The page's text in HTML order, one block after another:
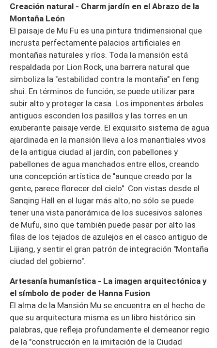
Creación natural - Charm jardín en el Abrazo de la
Montaña León
El paisaje de Mu Fu es una pintura tridimensional que
incrusta perfectamente palacios artificiales en
montañas naturales y ríos. Toda la mansión está
respaldada por Lion Rock, una barrera natural que
simboliza la "estabilidad contra la montaña" en feng
shui. En términos de función, se puede utilizar para
subir alto y proteger la casa. Los imponentes árboles
antiguos esconden los pasillos y las torres en un
exuberante paisaje verde. El exquisito sistema de agua
ajardinada en la mansión lleva a los manantiales vivos
de la antigua ciudad al jardín, con pabellones y
pabellones de agua manchados entre ellos, creando
una concepción artística de "aunque creado por la
gente, parece florecer del cielo". Con vistas desde el
Sanqing Hall en el lugar más alto, no sólo se puede
tener una vista panorámica de los sucesivos salones
de Mufu, sino que también puede pasar por alto las
filas de los tejados de azulejos en el casco antiguo de
Lijiang, y sentir el gran patrón de integración "Montaña
ciudad del gobierno".
Artesanía humanística - La imagen arquitectónica y
el símbolo de poder de Hanna Fusion
El alma de la Mansión Mu se encuentra en el hecho de
que su arquitectura misma es un libro histórico sin
palabras, que refleja profundamente el demeanor regio
de la "construcción en la imitación de la Ciudad